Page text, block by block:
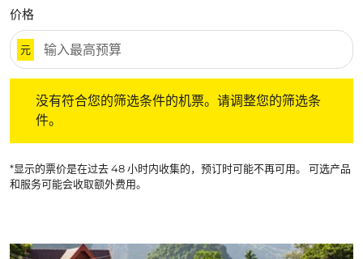
价格
元
没有符合您的筛选条件的机票。请调整您的筛选条
件。
*显示的票价是在过去 48 小时内收集的，预订时可能不再可用。 可选产品
和服务可能会收取额外费用。